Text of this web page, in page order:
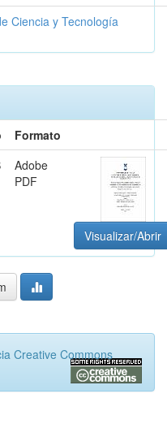
Ciencia y Tecnología
Formato
Adobe
PDF
Visualizar/Abrir
Creative Commons